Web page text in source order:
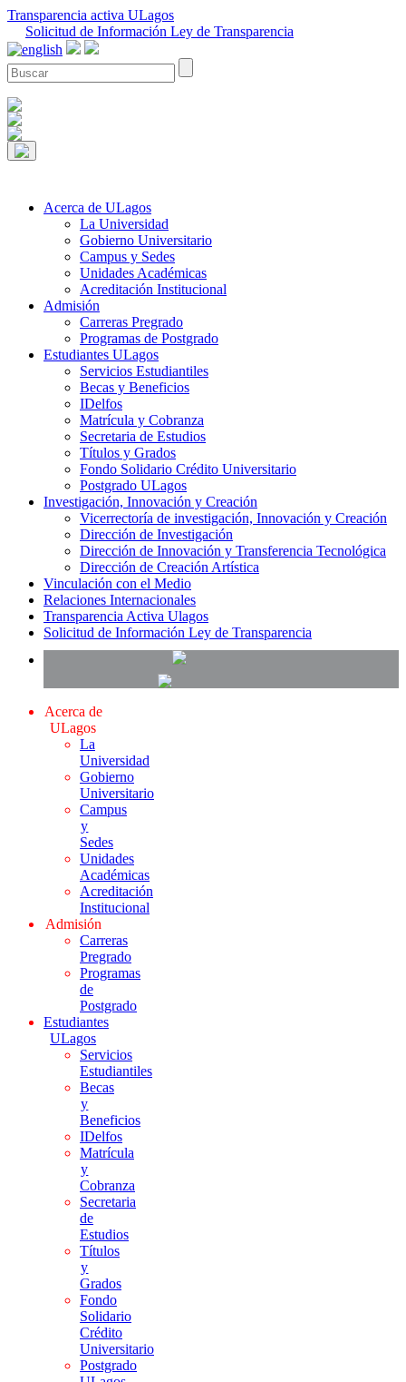
Transparencia activa ULagos
Solicitud de Información Ley de Transparencia
Acerca de ULagos
La Universidad
Gobierno Universitario
Campus y Sedes
Unidades Académicas
Acreditación Institucional
Admisión
Carreras Pregrado
Programas de Postgrado
Estudiantes ULagos
Servicios Estudiantiles
Becas y Beneficios
IDelfos
Matrícula y Cobranza
Secretaria de Estudios
Títulos y Grados
Fondo Solidario Crédito Universitario
Postgrado ULagos
Investigación, Innovación y Creación
Vicerrectoría de investigación, Innovación y Creación
Dirección de Investigación
Dirección de Innovación y Transferencia Tecnológica
Dirección de Creación Artística
Vinculación con el Medio
Relaciones Internacionales
Transparencia Activa Ulagos
Solicitud de Información Ley de Transparencia
Acerca de
ULagos
La
Universidad
Gobierno
Universitario
Campus
y
Sedes
Unidades
Académicas
Acreditación
Institucional
Admisión
Carreras
Pregrado
Programas
de
Postgrado
Estudiantes
ULagos
Servicios
Estudiantiles
Becas
y
Beneficios
IDelfos
Matrícula
y
Cobranza
Secretaria
de
Estudios
Títulos
y
Grados
Fondo
Solidario
Crédito
Universitario
Postgrado